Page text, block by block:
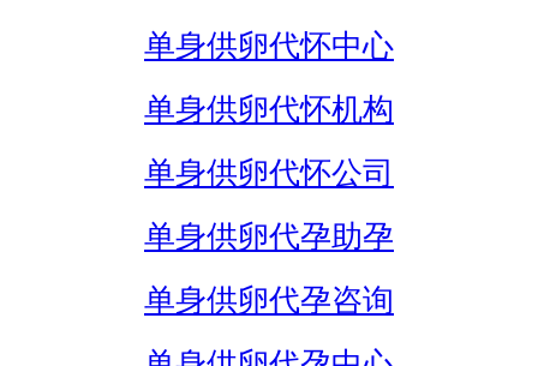
单身供卵代怀中心
单身供卵代怀机构
单身供卵代怀公司
单身供卵代孕助孕
单身供卵代孕咨询